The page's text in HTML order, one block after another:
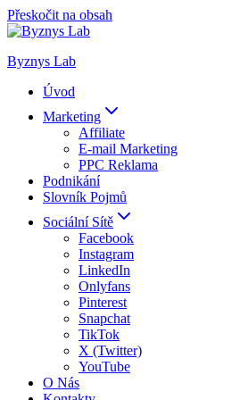
Přeskočit na obsah
Byznys Lab
Úvod
Marketing
Affiliate
E-mail Marketing
PPC Reklama
Podnikání
Slovník Pojmů
Sociální Sítě
Facebook
Instagram
LinkedIn
Onlyfans
Pinterest
Snapchat
TikTok
X (Twitter)
YouTube
O Nás